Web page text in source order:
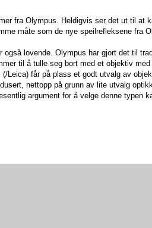
fra Olympus. Heldigvis ser det ut til at
måte som de nye speilrefleksene fra
lovende. Olympus har gjort det til
til å tulle seg bort med et objektiv
Leica) får på plass et godt utvalg av
nettopp på grunn av lite utvalg
argument for å velge denne typen